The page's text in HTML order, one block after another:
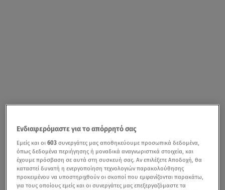
Ενδιαφερόμαστε για το απόρρητό σας
Εμείς και οι603 συνεργάτες μας αποθηκεύουμε προσωπικά δεδομένα,
όπως δεδομένα περιήγησης ή μοναδικά αναγνωριστικά στοιχεία, και
έχουμε πρόσβαση σε αυτά στη συσκευή σας. Αν επιλέξετε Αποδοχή, θα
καταστεί δυνατή η ενεργοποίηση τεχνολογιών παρακολούθησης
προκειμένου να υποστηριχθούν οι σκοποί που εμφανίζονται παρακάτω,
για τους οποίους εμείς και οι συνεργάτες μας επεξεργαζόμαστε τα